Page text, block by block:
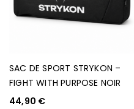
SAC DE SPORT STRYKON –
FIGHT WITH PURPOSE NOIR
44,90 €